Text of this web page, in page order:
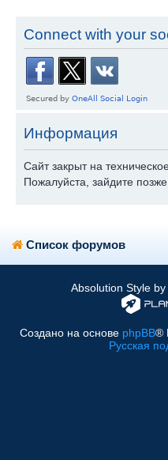
Connect with your
Информация
Сайт закрыт на
Пожалуйста, зайдите позже.
Список форумов
Absolution Style by
Создано на основе phpBB®
Русская